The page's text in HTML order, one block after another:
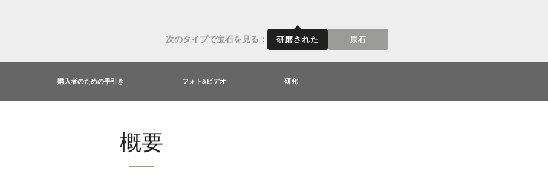
次のタイプで宝石を見る： 研磨された 原石
購入者のための手引き フォト&ビデオ 研究
概要